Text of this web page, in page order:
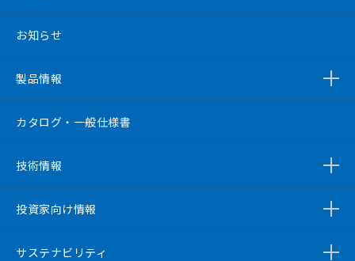
お知らせ
製品情報
カタログ・一般仕様書
技術情報
投資家向け情報
サステナビリティ